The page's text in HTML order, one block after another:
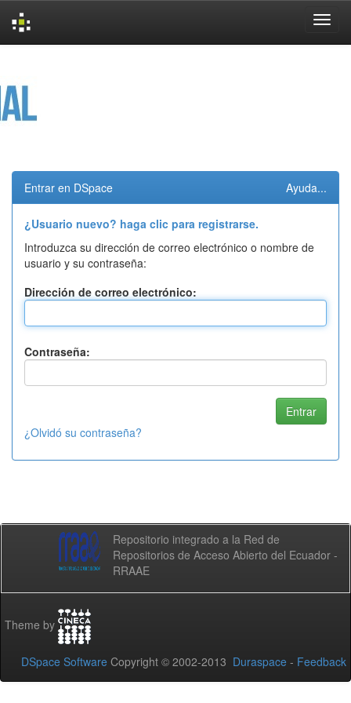
Entrar en DSpace Ayuda...
¿Usuario nuevo? haga clic para registrarse.
Introduzca su dirección de correo electrónico o nombre de
usuario y su contraseña:
Dirección de correo electrónico:
Contraseña:
¿Olvidó su contraseña?
Repositorio integrado a la Red de
Repositorios de Acceso Abierto del Ecuador -
RRAAE
Theme by
DSpace Software Copyright © 2002-2013 Duraspace - Feedback